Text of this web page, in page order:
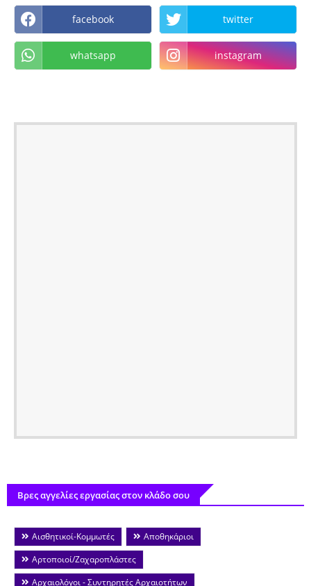
facebook twitter
whatsapp instagram
Βρες αγγελίες εργασίας στον κλάδο σου
Αισθητικοί-Κομμωτές
Αποθηκάριοι
Αρτοποιοί/Ζαχαροπλάστες
Αρχαιολόγοι - Συντηρητές Αρχαιοτήτων